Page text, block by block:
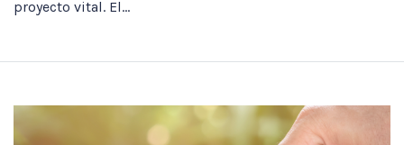
proyecto vital. El...